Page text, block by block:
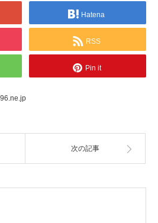
Hatena
RSS
Pin it
次の記事